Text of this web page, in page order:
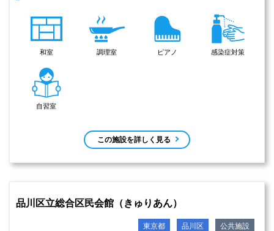
和室 調理室 ピアノ 感染症対策
自習室
この施設を詳しく見る
品川区立総合区民会館（きゅりあん）
東京都 品川区 公共施設